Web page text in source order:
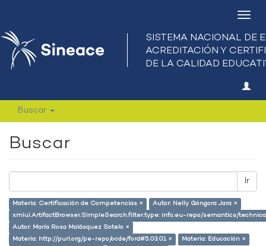
Buscar
Buscar
Ir
Materia: Certificación de Competencias ×
Autor: Nelly Góngora Jara ×
xmlui.ArtifactBrowser.SimpleSearch.filter.type: info:eu-repo/semantics/
Autor: María Rosa Malásquez Sotelo ×
Materia: http://purl.org/pe-repo/ocde/ford#5.03.01 ×
Materia: Educación ×